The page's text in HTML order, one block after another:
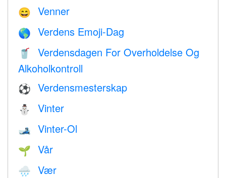
😄 Venner
🌎 Verdens Emoji-Dag
🥤
Verdensdagen For Overholdelse Og
Alkoholkontroll
⚽ Verdensmesterskap
⛄ Vinter
🎿 Vinter-Ol
🌱 Vår
🌧 Vær